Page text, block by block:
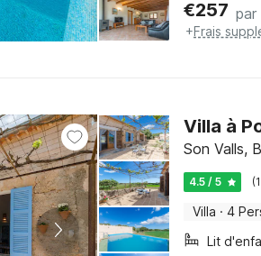
€257 par
+Frais
Villa à
Son Valls,
4.5 / 5
Villa · 4
Lit